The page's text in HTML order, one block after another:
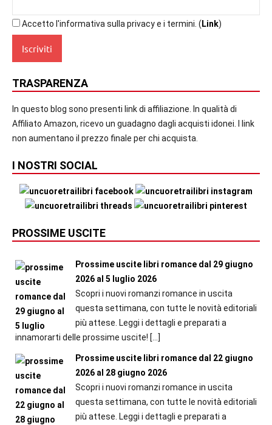
Accetto l'informativa sulla privacy e i termini. ( Link)
TRASPARENZA
In questo blog sono presenti link di affiliazione. In qualità di
Affiliato Amazon, ricevo un guadagno dagli acquisti idonei. I link
non aumentano il prezzo finale per chi acquista.
I NOSTRI SOCIAL
PROSSIME USCITE
Prossime uscite libri romance dal 29 giugno
2026 al 5 luglio 2026
Scopri i nuovi romanzi romance in uscita
questa settimana, con tutte le novità editoriali
più attese. Leggi i dettagli e preparati a
innamorarti delle prossime uscite! […]
Prossime uscite libri romance dal 22 giugno
2026 al 28 giugno 2026
Scopri i nuovi romanzi romance in uscita
questa settimana, con tutte le novità editoriali
più attese. Leggi i dettagli e preparati a